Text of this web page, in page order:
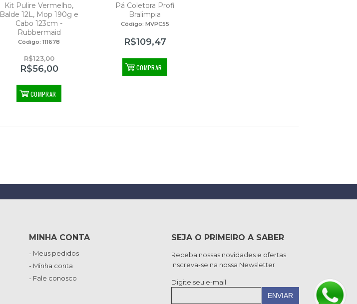
Kit Pulire Vermelho,
Balde 12L, Mop 190g e
Cabo 123cm -
Rubbermaid
Código: 111678
R$123,00
R$56,00
COMPRAR
Pá Coletora Profi
Bralimpia
Código: MVPC55
R$109,47
COMPRAR
MINHA CONTA
- Meus pedidos
- Minha conta
- Fale conosco
SEJA O PRIMEIRO A SABER
Receba nossas novidades e ofertas.
Inscreva-se na nossa Newsletter
Digite seu e-mail
ENVIAR